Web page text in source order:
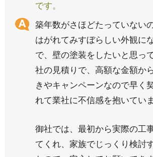
です。
築年数がさほどたっていない
はがれてみすぼらしい外観に
で、壁の塗装をしたいと思っ
社の見積りで、高額な金額か
きやキャンペーンなので早く
れて業社に不信感を抱いてい
御社では、最初から実際の工
てくれ、家族でじっくり検討